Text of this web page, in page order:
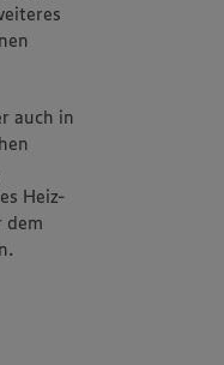
auch in
Heiz-
dem